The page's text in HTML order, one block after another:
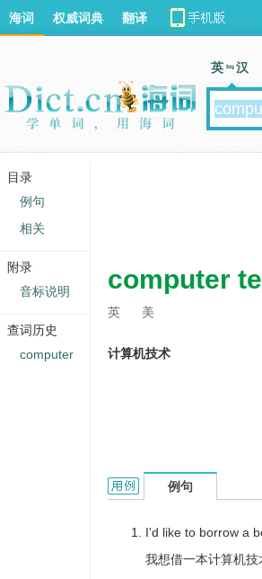
computer
英 美
计算机技术
computer technique的用
例句
I'd like to borrow a
我想借一本计算机技
海词 权威词典 翻译
英 汉
目录
例句
相关
附录
音标说明
查词历史
computer